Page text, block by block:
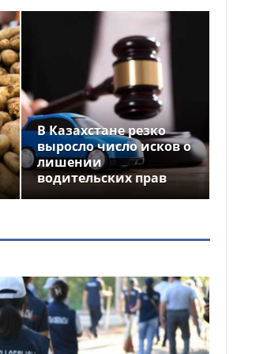
В Казахстане резко
выросло число исков о
лишении
водительских прав